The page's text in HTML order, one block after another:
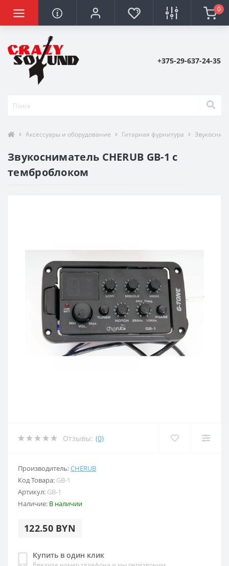
0
+375-29-637-24-35
Аксессуары и оборудование Гитарная фурнитура
Звукосниматель CHERUB GB-1 с
темброблоком
Отзывы: (0)
Производитель:CHERUB
Код Товара: GB-1
Артикул: GB-1
Наличие: В наличии
122.50 BYN
Купить в один клик